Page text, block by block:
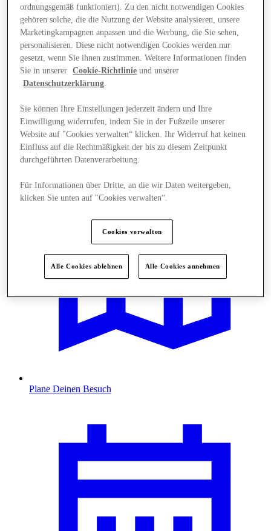
Angebote
Plane Deinen Besuch
ordnungsgemäß funktioniert). Zu den nicht notwendigen Cookies
gehören solche, die die Nutzung der Website analysieren, unsere
Marketingkampagnen anpassen und die Werbung, die Sie sehen,
personalisieren. Diese nicht notwendigen Cookies werden nur
gesetzt, wenn Sie ihnen zustimmen. Weitere Informationen finden
Sie in unserer
Cookie-Richtlinie und unserer
Datenschutzerklärung.
Sie können Ihre Einstellungen jederzeit ändern und Ihre
Einwilligung widerrufen, indem Sie in der Fußzeile unserer
Website auf "Cookies verwalten“ klicken. Ihr Widerruf hat keinen
Einfluss auf die Rechtmäßigkeit der bis zu diesem Zeitpunkt
durchgeführten Datenverarbeitung.
Für Informationen über Dritte, an die wir Daten weitergeben,
klicken Sie unten auf "Cookies verwalten“.
Cookies verwalten
Alle Cookies ablehnen Alle Cookies annehmen